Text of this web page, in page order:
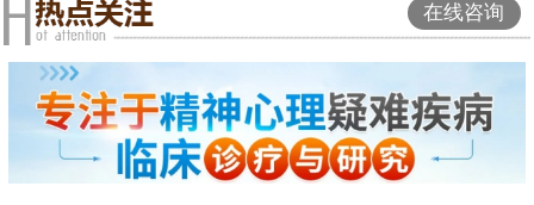
在线咨询